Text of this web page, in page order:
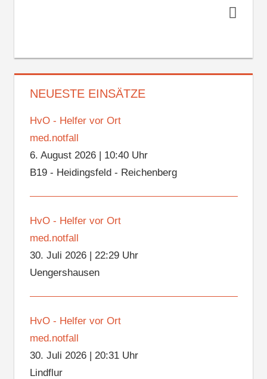
NEUESTE EINSÄTZE
HvO - Helfer vor Ort
med.notfall
6. August 2026| 10:40 Uhr
B19 - Heidingsfeld - Reichenberg
HvO - Helfer vor Ort
med.notfall
30. Juli 2026| 22:29 Uhr
Uengershausen
HvO - Helfer vor Ort
med.notfall
30. Juli 2026| 20:31 Uhr
Lindflur